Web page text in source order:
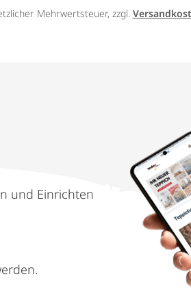
Mehrwertsteuer, zzgl.
und Einrichten